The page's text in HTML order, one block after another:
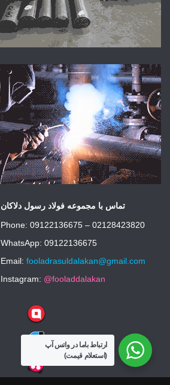
تماس با مجموعه فولاد رسول دلاکان
Phone: 09122136675 – 02128423820
WhatsApp: 09122136675
Email:fooladrasuldalakan@gmail.com
Instagram: @fooladdalakan
ارتباط باما در واتس آپ
(استعلام قیمت)